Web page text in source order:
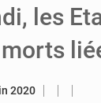
les
2020